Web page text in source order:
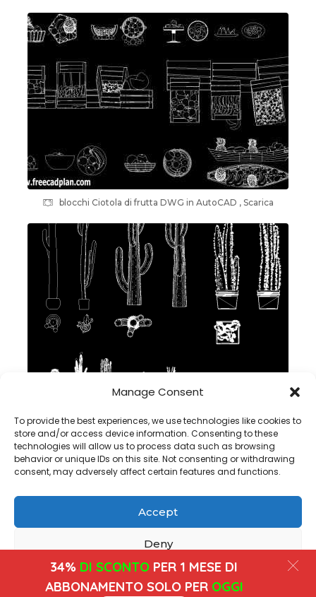
Manage Consent
To provide the best experiences, we use technologies like cookies to
store and/or access device information. Consenting to these
technologies will allow us to process data such as browsing
behavior or unique IDs on this site. Not consenting or withdrawing
consent, may adversely affect certain features and functions.
Accept
Deny
View preferences
blocchi Ciotola di frutta DWG in AutoCAD , Scarica
Copyright@ www.freecadplan.com
Privacy Policy-About Us-Contact-Cookies
34% DI SCONTO PER 1 MESE DI
ABBONAMENTO SOLO PER OGGI